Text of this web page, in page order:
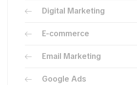
Digital Marketing
E-commerce
Email Marketing
Google Ads